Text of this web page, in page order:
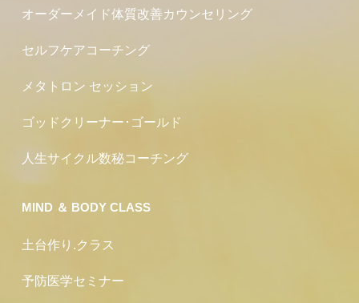
オーダーメイド体質改善カウンセリング
セルフケアコーチング
メタトロン セッション
ゴッドクリーナー･ゴールド
人生サイクル数秘コーチング
MIND ＆ BODY CLASS
土台作り.クラス
予防医学セミナー